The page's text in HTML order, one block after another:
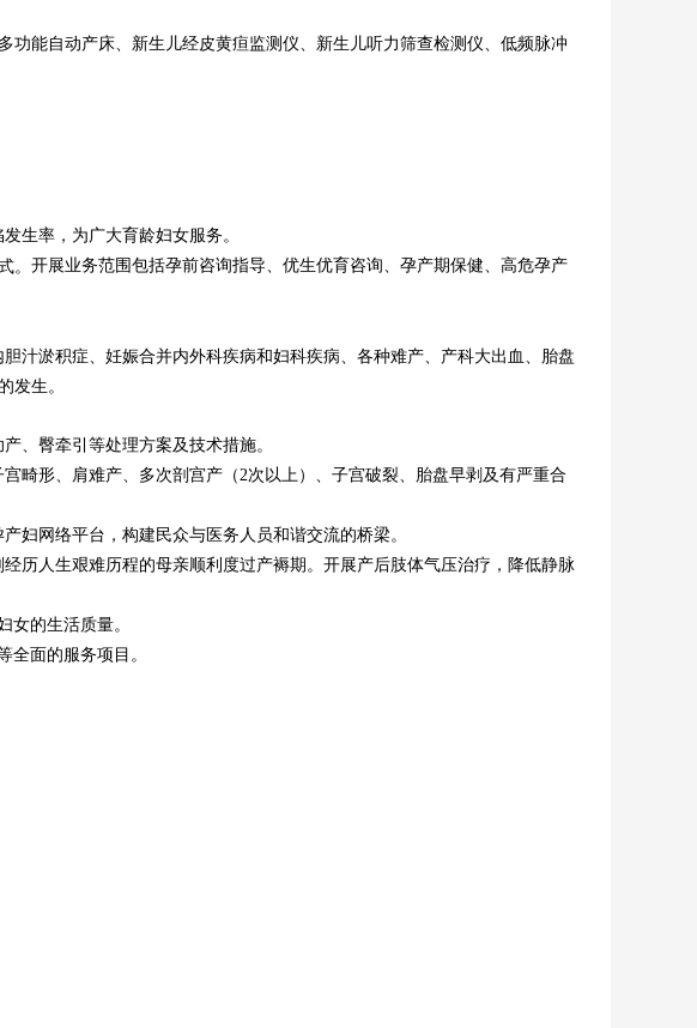
能自动产床、新生儿经皮黄疸监测仪、新生儿听力筛查检测仪、低频脉冲
生率，为广大育龄妇女服务。
。 开展业务范围包括孕前咨询指导、 优生优育咨询、孕产期保健、高危孕产
汁淤积症、妊娠合并内外科疾病和妇科疾病、各种难产、产科大出血、胎盘
发生。
、臀牵引等处理方案及技术措施。
畸形、肩难产、多次剖宫产（2次以上）、子宫破裂、胎盘早剥及有严重合
妇网络平台，构建民众与医务人员和谐交流的桥梁。
历人生艰难历程的母亲顺利度过产褥期。开展产后肢体气压治疗，降低静脉
女的生活质量。
全面的服务项目。